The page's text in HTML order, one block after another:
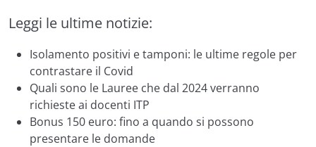
Leggi le ultime notizie:
Isolamento positivi e tamponi: le ultime regole per
contrastare il Covid
Quali sono le Lauree che dal 2024 verranno
richieste ai docenti ITP
Bonus 150 euro: fino a quando si possono
presentare le domande